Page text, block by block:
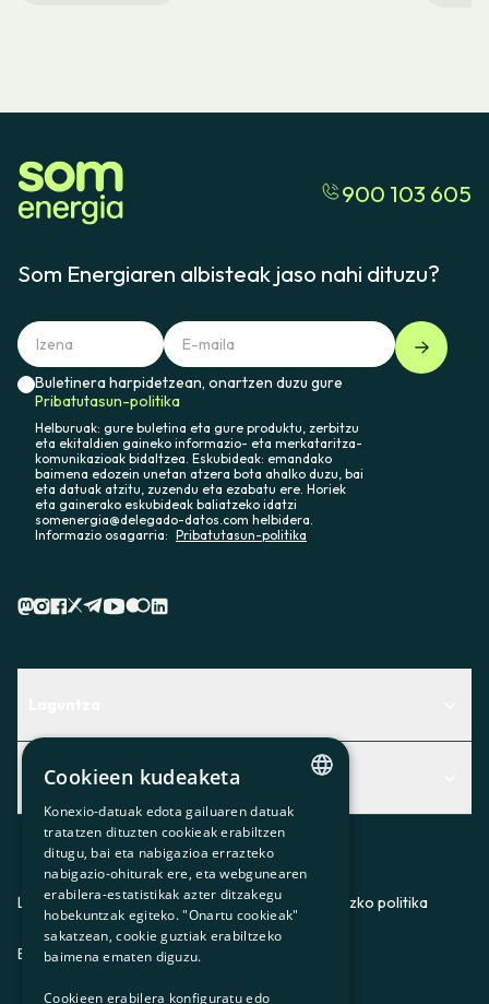
900 103 605
Som Energiaren albisteak jaso nahi dituzu?
Buletinera harpidetzean, onartzen duzu gure
Pribatutasun-politika
Helburuak: gure buletina eta gure produktu, zerbitzu
eta ekitaldien gaineko informazio- eta merkataritza-
komunikazioak bidaltzea. Eskubideak: emandako
baimena edozein unetan atzera bota ahalko duzu, bai
eta datuak atzitu, zuzendu eta ezabatu ere. Horiek
eta gainerako eskubideak baliatzeko idatzi
somenergia@delegado-datos.com helbidera.
Informazio osagarria: Pribatutasun-politika
Centro de Ayuda
Aurkitu zerbitzurik egokiena zuretzat
Contacto
Albisteak
Albisteak
Bazkideen txokoa
Prentsa
Gurekin lan egin
Lege-oharraPribatutasun-politikaCookieei buruzko politika
ES CAGLEU
CATALAN
SPANISH
GL
BASQUE
Cookieen kudeaketa
Konexio-datuak edota gailuaren datuak
tratatzen dituzten cookieak erabiltzen
ditugu, bai eta nabigazioa errazteko
nabigazio-ohiturak ere, eta webgunearen
erabilera-estatistikak azter ditzakegu
hobekuntzak egiteko. "Onartu cookieak"
sakatzean, cookie guztiak erabiltzeko
baimena ematen diguzu.
Cookieen erabilera konfiguratu edo